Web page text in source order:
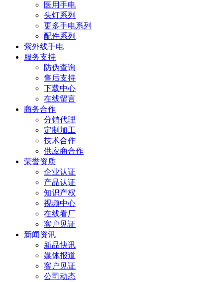
医用手电
头灯系列
更多手电系列
配件系列
紫外线手电
服务支持
防伪查询
售后支持
下载中心
在线留言
商务合作
分销代理
定制加工
技术合作
供应商合作
荣誉资质
企业认证
产品认证
知识产权
视频中心
在线看厂
客户见证
新闻资讯
新品快讯
媒体报道
客户见证
公司动态